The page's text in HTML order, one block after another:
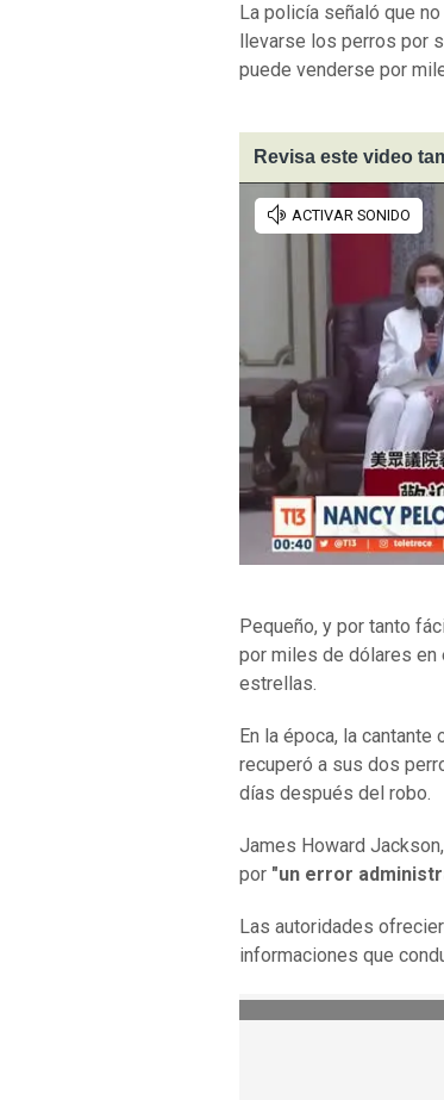
La policía señaló que
llevarse los perros por
puede venderse por
Revisa este video
Pequeño, y por tanto
por miles de dólares en
estrellas.
En la época, la
recuperó a sus dos
días después del robo.
James Howard
por "un error
Las autoridades
informaciones que